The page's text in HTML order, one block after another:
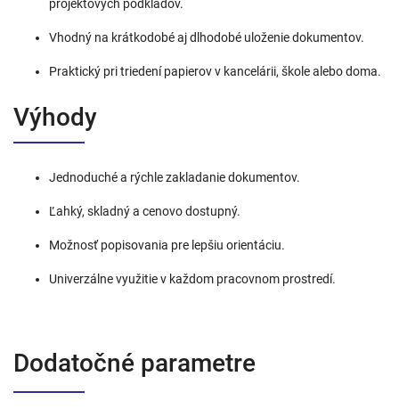
projektových podkladov.
Vhodný na krátkodobé aj dlhodobé uloženie dokumentov.
Praktický pri triedení papierov v kancelárii, škole alebo doma.
Výhody
Jednoduché a rýchle zakladanie dokumentov.
Ľahký, skladný a cenovo dostupný.
Možnosť popisovania pre lepšiu orientáciu.
Univerzálne využitie v každom pracovnom prostredí.
Dodatočné parametre